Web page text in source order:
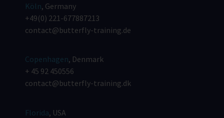
Köln, Germany
+49(0) 221-677887213
contact@butterfly-training.de
Copenhagen, Denmark
+ 45 92 450556
contact@butterfly-training.dk
Florida, USA